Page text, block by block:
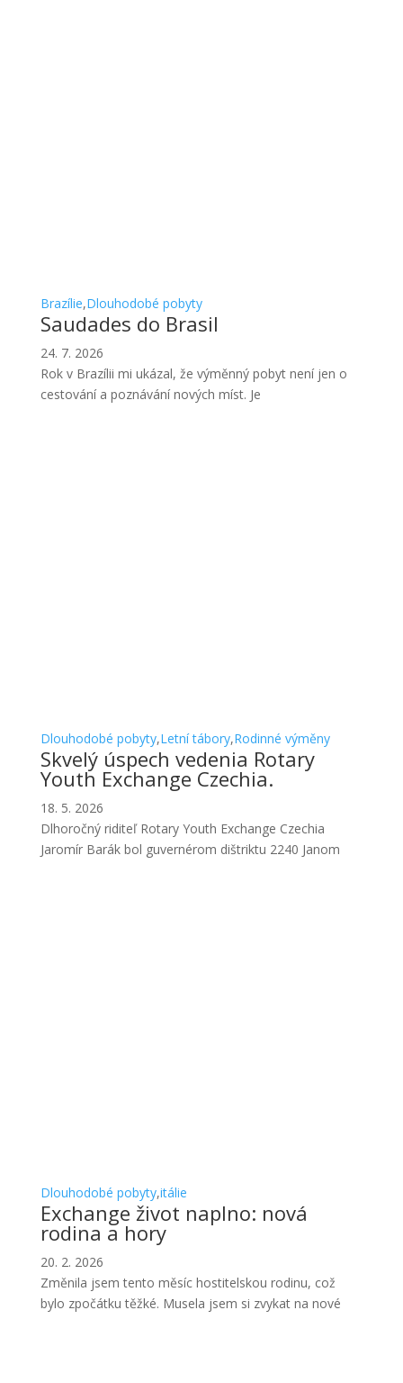
Brazílie,Dlouhodobé pobyty
Saudades do Brasil
24. 7. 2026
Rok v Brazílii mi ukázal, že výměnný pobyt není jen o
cestování a poznávání nových míst. Je
Dlouhodobé pobyty,Letní tábory,Rodinné výměny
Skvelý úspech vedenia Rotary
Youth Exchange Czechia.
18. 5. 2026
Dlhoročný riditeľ Rotary Youth Exchange Czechia
Jaromír Barák bol guvernérom dištriktu 2240 Janom
Dlouhodobé pobyty,itálie
Exchange život naplno: nová
rodina a hory
20. 2. 2026
Změnila jsem tento měsíc hostitelskou rodinu, což
bylo zpočátku těžké. Musela jsem si zvykat na nové